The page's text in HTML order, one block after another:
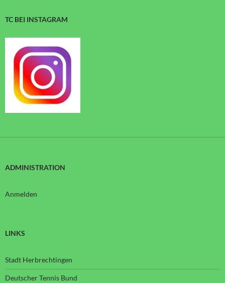
TC BEI INSTAGRAM
ADMINISTRATION
Anmelden
LINKS
Stadt Herbrechtingen
Deutscher Tennis Bund